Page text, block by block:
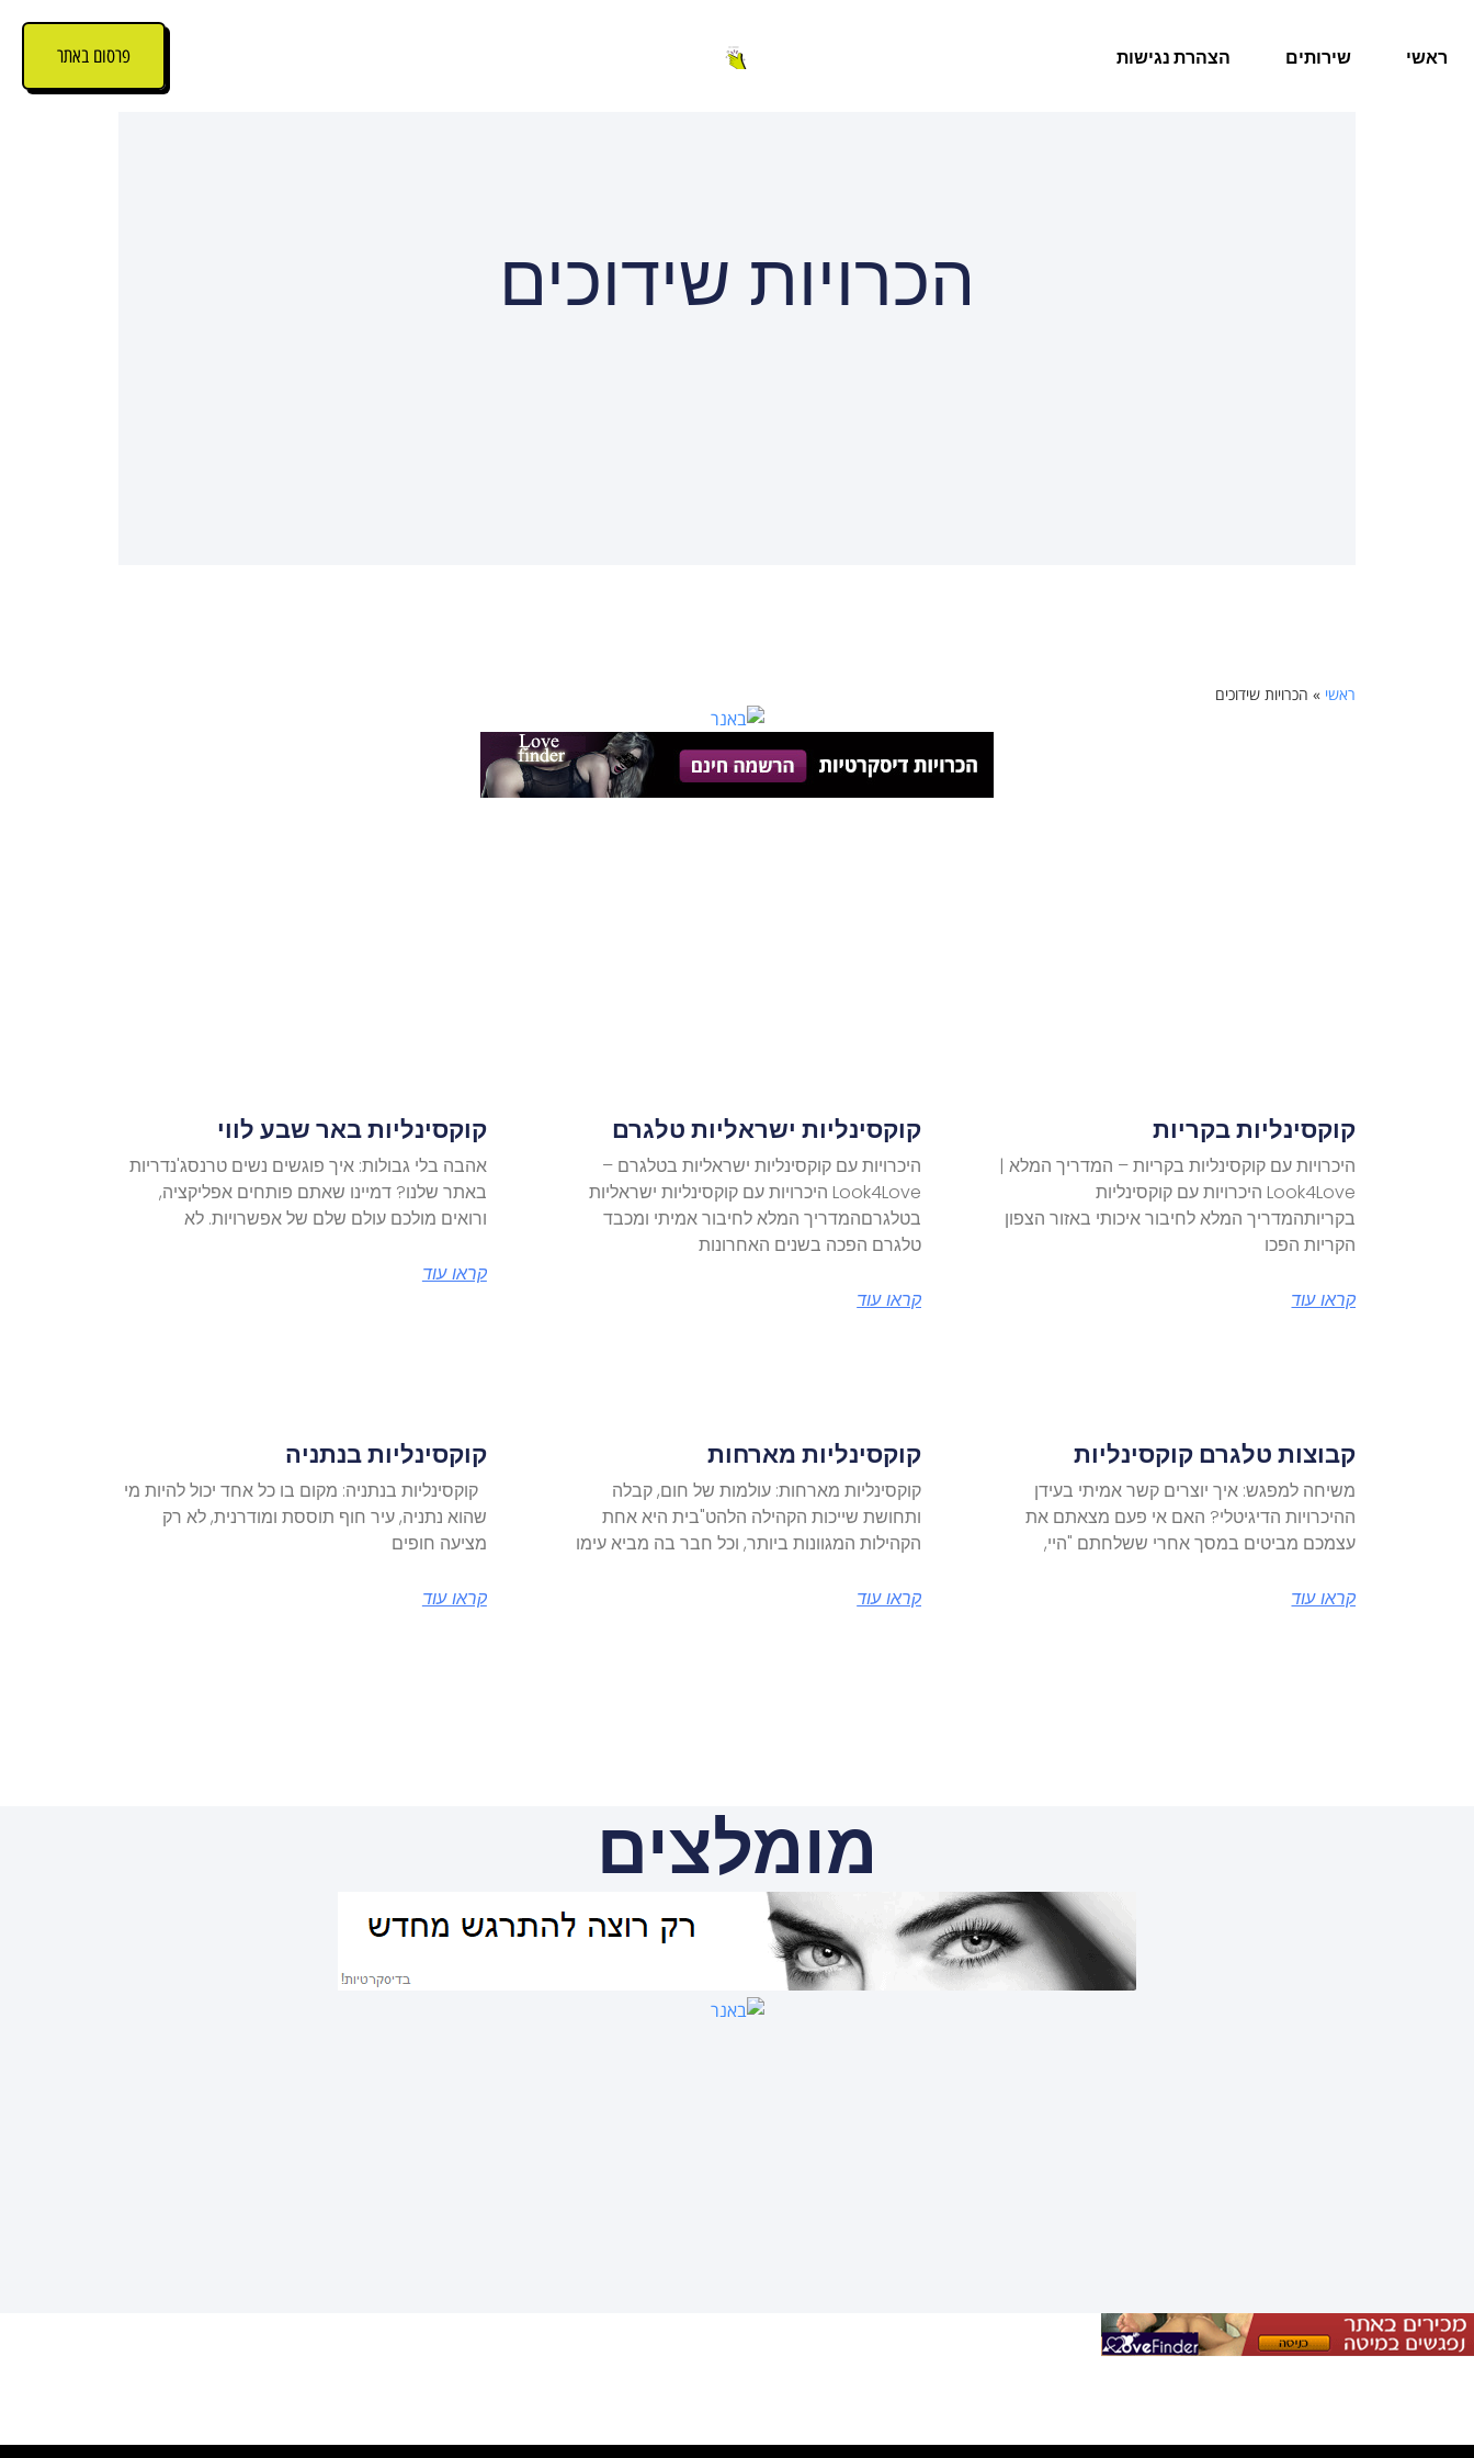
ראשי שירותים הצהרת נגישות פרסום באתר
הכרויות שידוכים
ראשי » הכרויות שידוכים
קוקסינליות בקריות
היכרויות עם קוקסינליות בקריות – המדריך המלא |
Look4Love היכרויות עם קוקסינליות
בקריותהמדריך המלא לחיבור איכותי באזור הצפון
הקריות הפכו
קראו עוד
קוקסינליות ישראליות טלגרם
היכרויות עם קוקסינליות ישראליות בטלגרם –
Look4Love היכרויות עם קוקסינליות ישראליות
בטלגרםהמדריך המלא לחיבור אמיתי ומכבד
טלגרם הפכה בשנים האחרונות
קראו עוד
קוקסינליות באר שבע לווי
אהבה בלי גבולות: איך פוגשים נשים טרנסג'נדריות
באתר שלנו? דמיינו שאתם פותחים אפליקציה,
ורואים מולכם עולם שלם של אפשרויות. לא
קראו עוד
קבוצות טלגרם קוקסינליות
משיחה למפגש: איך יוצרים קשר אמיתי בעידן
ההיכרויות הדיגיטלי? האם אי פעם מצאתם את
עצמכם מביטים במסך אחרי ששלחתם "היי,
קראו עוד
קוקסינליות מארחות
קוקסינליות מארחות: עולמות של חום, קבלה
ותחושת שייכות הקהילה הלהט"בית היא אחת
הקהילות המגוונות ביותר, וכל חבר בה מביא עימו
קראו עוד
קוקסינליות בנתניה
קוקסינליות בנתניה: מקום בו כל אחד יכול להיות מי
שהוא נתניה, עיר חוף תוססת ומודרנית, לא רק
מציעה חופים
קראו עוד
מומלצים